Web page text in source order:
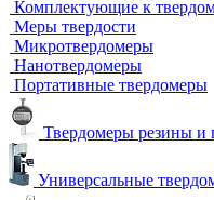
Рентгеновские аппараты
Усиливающие экраны
Химреактивы
Фиксаж для рентгеновской
Принадлежности для
Пауки, штативы для
Твердометрия (контроль
Ультразвуковые твердомеры
Динамические